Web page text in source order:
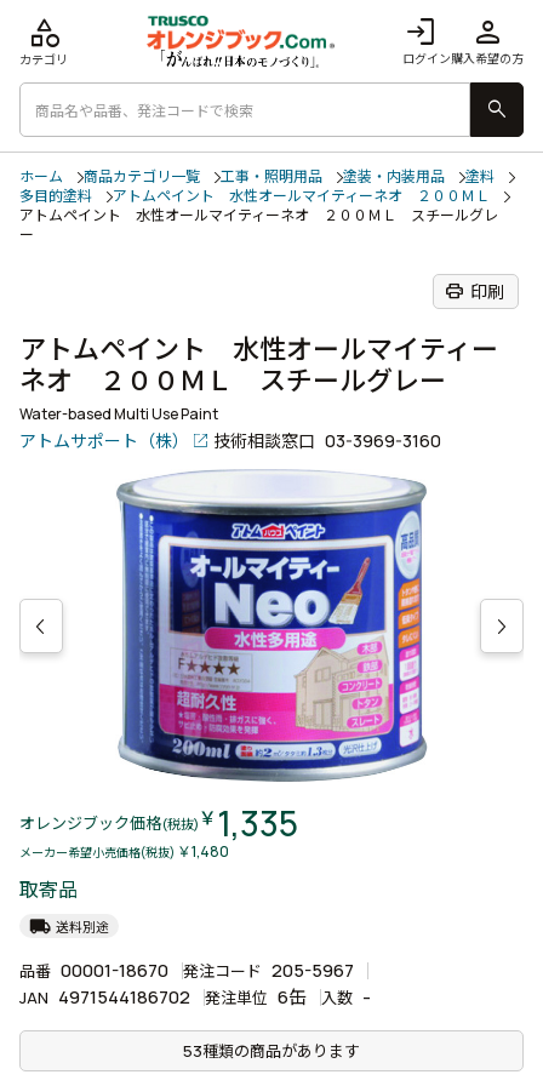
login
ログイン
person
購入希望の方
category
カテゴリ
search
ホーム 商品カテゴリ一覧 工事・照明用品 塗装・内装用品
塗料
多目的塗料
アトムペイント 水性オールマイティーネオ ２００ＭＬ
アトムペイント 水性オールマイティーネオ ２００ＭＬ スチールグレ
ー
print 印刷
アトムペイント 水性オールマイティー
ネオ ２００ＭＬ スチールグレー
Water-based Multi Use Paint
アトムサポート（株） 技術相談窓口 03-3969-3160
オレンジブック価格(税抜) ￥ 1,335
メーカー希望小売価格(税抜) ￥1,480
取寄品
local_shipping 送料別途
品番 00001-18670 発注コード 205-5967
JAN 4971544186702 発注単位 6缶 入数 -
53種類の商品があります